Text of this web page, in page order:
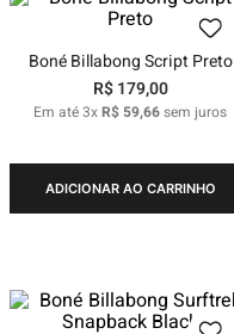
Boné Billabong Script Preto
R$ 179,00
Em até3xR$ 59,66sem juros
ADICIONAR AO CARRINHO